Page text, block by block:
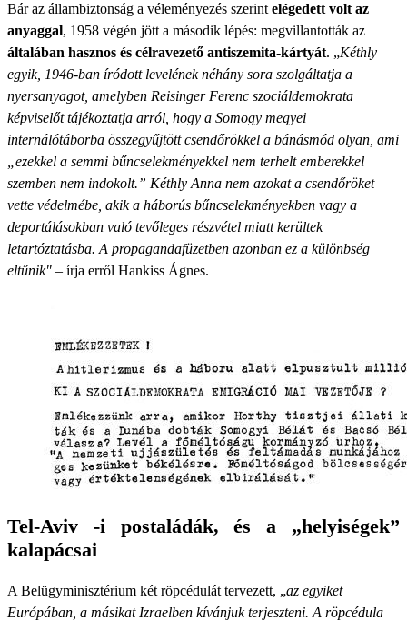
Bár az állambiztonság a véleményezés szerint elégedett volt az
anyaggal, 1958 végén jött a második lépés: megvillantották az
általában hasznos és célravezető antiszemita-kártyát. „Kéthly
egyik, 1946-ban íródott levelének néhány sora szolgáltatja a
nyersanyagot, amelyben Reisinger Ferenc szociáldemokrata
képviselőt tájékoztatja arról, hogy a Somogy megyei
internálótáborba összegyűjtött csendőrökkel a bánásmód olyan, ami
„ezekkel a semmi bűncselekményekkel nem terhelt emberekkel
szemben nem indokolt.” Kéthly Anna nem azokat a csendőröket
vette védelmébe, akik a háborús bűncselekményekben vagy a
deportálásokban való tevőleges részvétel miatt kerültek
letartóztatásba. A propagandafüzetben azonban ez a különbség
eltűnik" – írja erről Hankiss Ágnes.
Tel-Aviv -i postaládák, és a „helyiségek”
kalapácsai
A Belügyminisztérium két röpcédulát tervezett, „az egyiket
Európában, a másikat Izraelben kívánjuk terjeszteni. A röpcédula